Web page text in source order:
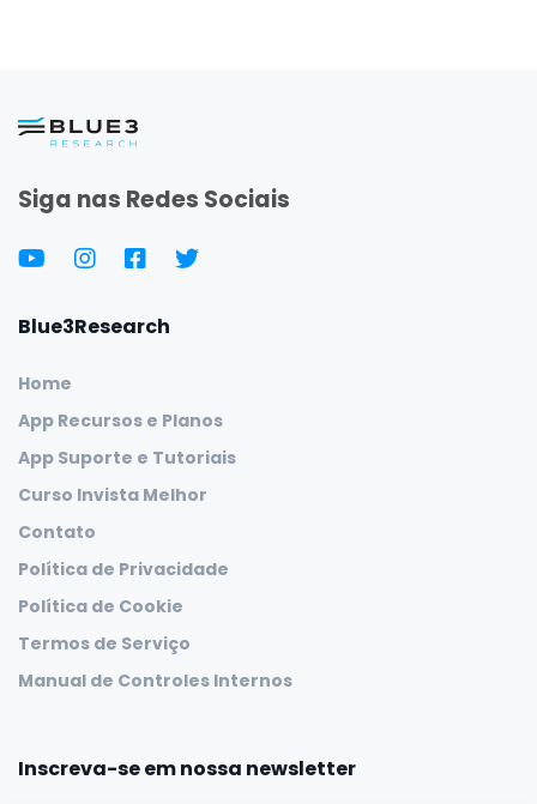
Siga nas Redes Sociais
Blue3Research
Home
App Recursos e Planos
App Suporte e Tutoriais
Curso Invista Melhor
Contato
Política de Privacidade
Política de Cookie
Termos de Serviço
Manual de Controles Internos
Inscreva-se em nossa newsletter